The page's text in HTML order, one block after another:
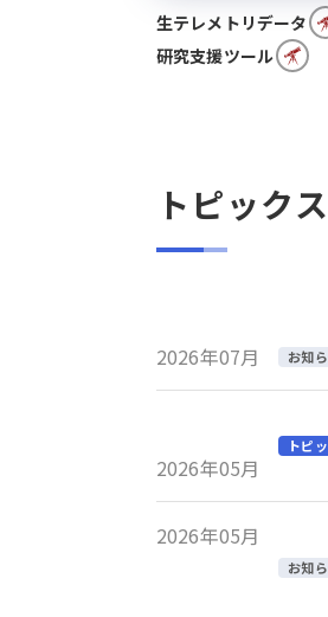
生テレメトリデータ
研究支援ツール
トピック
2026年07月 お知
2026年05月
トピ
2026年05月
お知